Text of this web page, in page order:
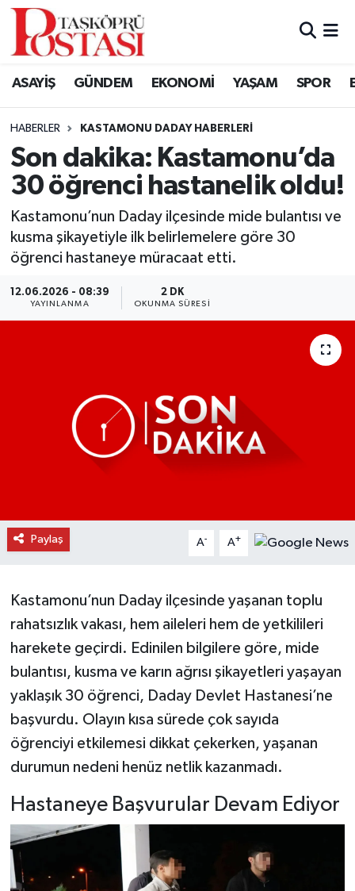
ASAYİŞ GÜNDEM EKONOMİ YAŞAM SPOR
HABERLER KASTAMONU DADAY HABERLERI
Son dakika: Kastamonu’da
30 öğrenci hastanelik oldu!
Kastamonu’nun Daday ilçesinde mide bulantısı ve
kusma şikayetiyle ilk belirlemelere göre 30
öğrenci hastaneye müracaat etti.
12.06.2026 - 08:39
YAYINLANMA
2 DK
OKUNMA SÜRESI
Paylaş A- A+
Kastamonu’nun Daday ilçesinde yaşanan toplu
rahatsızlık vakası, hem aileleri hem de yetkilileri
harekete geçirdi. Edinilen bilgilere göre, mide
bulantısı, kusma ve karın ağrısı şikayetleri yaşayan
yaklaşık 30 öğrenci, Daday Devlet Hastanesi’ne
başvurdu. Olayın kısa sürede çok sayıda
öğrenciyi etkilemesi dikkat çekerken, yaşanan
durumun nedeni henüz netlik kazanmadı.
Hastaneye Başvurular Devam Ediyor
Kastamonu Vefat Edenler
Araç Haberleri
Azdavay Haberleri
Bozkurt Haberleri
Çatalzeytin Haberleri
Devrekani Haberleri
Doğanyurt Haberleri
İhsangazi Haberleri
Küre Haberleri
Merkez Haberleri
Pınarbaşı Haberleri
Şenpazar Haberleri
Taşköprü Haberleri
Tosya Haberleri